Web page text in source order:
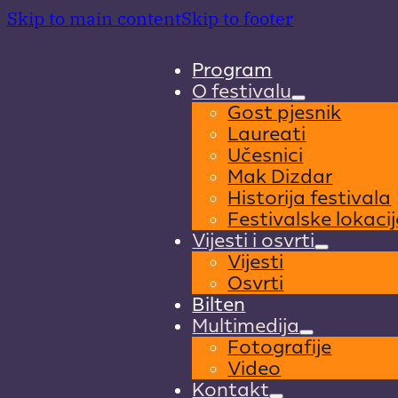
Skip to main contentSkip to footer
Program
O festivalu
Gost pjesnik
Laureati
Učesnici
Mak Dizdar
Historija festivala
Festivalske
Vijesti i osvrti
Vijesti
Osvrti
Bilten
Multimedija
Fotografije
Video
Kontakt